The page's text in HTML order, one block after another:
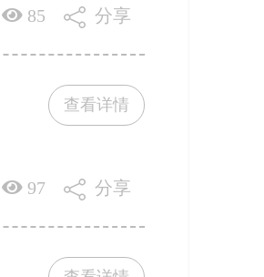
85 分享
查看详情
97 分享